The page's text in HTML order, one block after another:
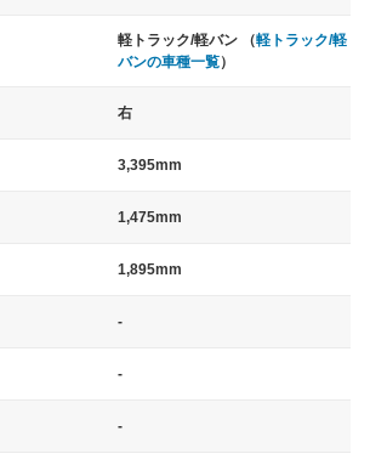
軽トラック/軽バン （軽トラック/軽
バンの車種一覧）
右
3,395mm
1,475mm
1,895mm
-
-
-